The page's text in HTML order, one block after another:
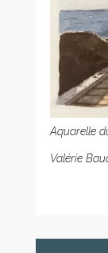
Aquarelle
Valérie